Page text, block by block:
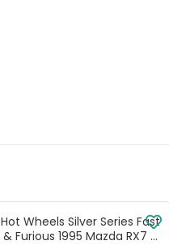
Hot Wheels Silver Series Fast
& Furious 1995 Mazda RX7 -